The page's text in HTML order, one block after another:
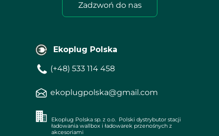
Zadzwoń do nas
(+48) 533 114 458
ekoplugpolska@gmail.com
Ekoplug Polska sp. z o.o. Polski dystrybutor stacji
ładowania wallbox i ładowarek przenośnych z
akcesoriami
Ekoplug Polska